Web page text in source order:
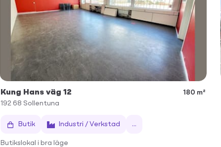
Kung Hans väg 12
180 m²
192 68 Sollentuna
Butik Industri / Verkstad ...
Butikslokal i bra läge